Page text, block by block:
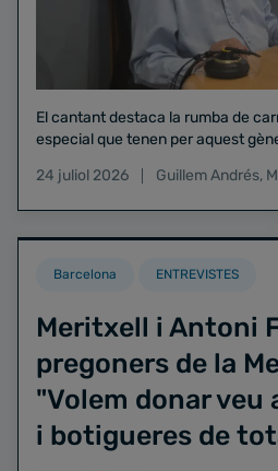
El cantant destaca la rumba de
especial que tenen per aquest
24 juliol 2026
Guillem Andrés,
Barcelona ENTREVISTES
Meritxell i Antoni
pregoners de la
"Volem donar veu
i botigueres de